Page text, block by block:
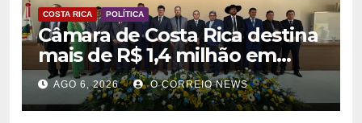
COSTA RICA POLÍTICA
Câmara de Costa Rica destina
mais de R$ 1,4 milhão em
emendas para investimentos
em diversas áreas
AGO 6, 2026 O CORREIO NEWS